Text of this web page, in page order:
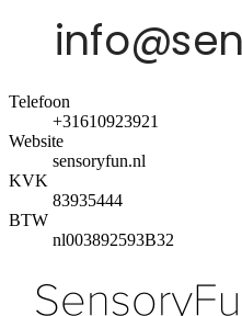
Telefoon
+31610923921
Website
sensoryfun.nl
KVK
83935444
BTW
nl003892593B32